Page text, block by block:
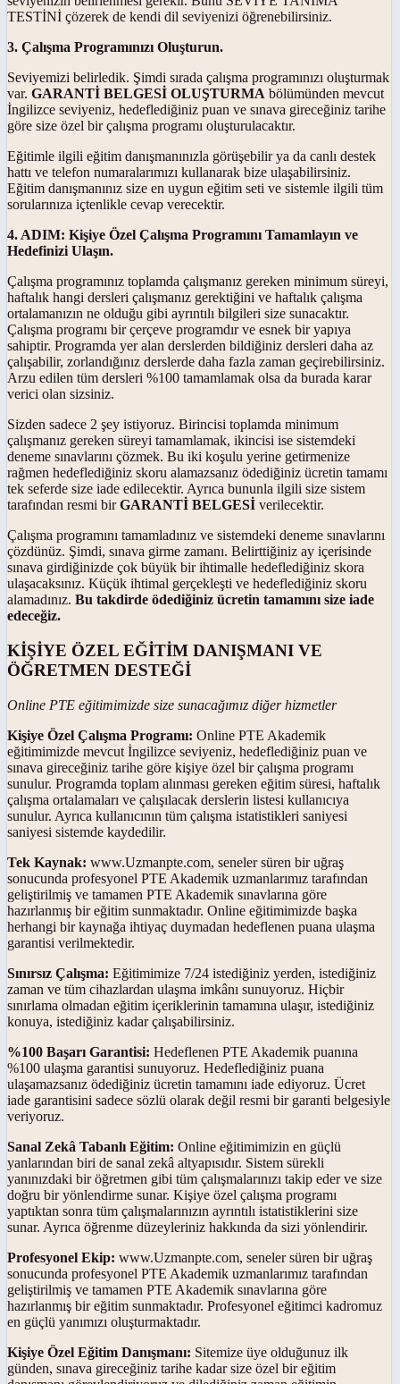
TESTİNİ çözerek de kendi dil seviyenizi öğrenebilirsiniz.
3. Çalışma Programınızı Oluşturun.
Seviyemizi belirledik. Şimdi sırada çalışma programınızı oluşturmak
var. GARANTİ BELGESİ OLUŞTURMA bölümünden mevcut
İngilizce seviyeniz, hedeflediğiniz puan ve sınava gireceğiniz tarihe
göre size özel bir çalışma programı oluşturulacaktır.
Eğitimle ilgili eğitim danışmanınızla görüşebilir ya da canlı destek
hattı ve telefon numaralarımızı kullanarak bize ulaşabilirsiniz.
Eğitim danışmanınız size en uygun eğitim seti ve sistemle ilgili tüm
sorularınıza içtenlikle cevap verecektir.
4. ADIM: Kişiye Özel Çalışma Programını Tamamlayın ve
Hedefinizi Ulaşın.
Çalışma programınız toplamda çalışmanız gereken minimum süreyi,
haftalık hangi dersleri çalışmanız gerektiğini ve haftalık çalışma
ortalamanızın ne olduğu gibi ayrıntılı bilgileri size sunacaktır.
Çalışma programı bir çerçeve programdır ve esnek bir yapıya
sahiptir. Programda yer alan derslerden bildiğiniz dersleri daha az
çalışabilir, zorlandığınız derslerde daha fazla zaman geçirebilirsiniz.
Arzu edilen tüm dersleri %100 tamamlamak olsa da burada karar
verici olan sizsiniz.
Sizden sadece 2 şey istiyoruz. Birincisi toplamda minimum
çalışmanız gereken süreyi tamamlamak, ikincisi ise sistemdeki
deneme sınavlarını çözmek. Bu iki koşulu yerine getirmenize
rağmen hedeflediğiniz skoru alamazsanız ödediğiniz ücretin tamamı
tek seferde size iade edilecektir. Ayrıca bununla ilgili size sistem
tarafından resmi birGARANTİ BELGESİ verilecektir.
Çalışma programını tamamladınız ve sistemdeki deneme sınavlarını
çözdünüz. Şimdi, sınava girme zamanı. Belirttiğiniz ay içerisinde
sınava girdiğinizde çok büyük bir ihtimalle hedeflediğiniz skora
ulaşacaksınız. Küçük ihtimal gerçekleşti ve hedeflediğiniz skoru
alamadınız. Bu takdirde ödediğiniz ücretin tamamını size iade
edeceğiz.
KİŞİYE ÖZEL EĞİTİM DANIŞMANI VE
ÖĞRETMEN DESTEĞİ
Online PTE eğitimimizde size sunacağımız diğer hizmetler
Kişiye Özel Çalışma Programı: Online PTE Akademik
eğitimimizde mevcut İngilizce seviyeniz, hedeflediğiniz puan ve
sınava gireceğiniz tarihe göre kişiye özel bir çalışma programı
sunulur. Programda toplam alınması gereken eğitim süresi, haftalık
çalışma ortalamaları ve çalışılacak derslerin listesi kullanıcıya
sunulur. Ayrıca kullanıcının tüm çalışma istatistikleri saniyesi
saniyesi sistemde kaydedilir.
Tek Kaynak: www.Uzmanpte.com, seneler süren bir uğraş
sonucunda profesyonel PTE Akademik uzmanlarımız tarafından
geliştirilmiş ve tamamen PTE Akademik sınavlarına göre
hazırlanmış bir eğitim sunmaktadır. Online eğitimimizde başka
herhangi bir kaynağa ihtiyaç duymadan hedeflenen puana ulaşma
garantisi verilmektedir.
Sınırsız Çalışma: Eğitimimize 7/24 istediğiniz yerden, istediğiniz
zaman ve tüm cihazlardan ulaşma imkânı sunuyoruz. Hiçbir
sınırlama olmadan eğitim içeriklerinin tamamına ulaşır, istediğiniz
konuya, istediğiniz kadar çalışabilirsiniz.
%100 Başarı Garantisi: Hedeflenen PTE Akademik puanına
%100 ulaşma garantisi sunuyoruz. Hedeflediğiniz puana
ulaşamazsanız ödediğiniz ücretin tamamını iade ediyoruz. Ücret
iade garantisini sadece sözlü olarak değil resmi bir garanti belgesiyle
veriyoruz.
Sanal Zekâ Tabanlı Eğitim: Online eğitimimizin en güçlü
yanlarından biri de sanal zekâ altyapısıdır. Sistem sürekli
yanınızdaki bir öğretmen gibi tüm çalışmalarınızı takip eder ve size
doğru bir yönlendirme sunar. Kişiye özel çalışma programı
yaptıktan sonra tüm çalışmalarınızın ayrıntılı istatistiklerini size
sunar. Ayrıca öğrenme düzeyleriniz hakkında da sizi yönlendirir.
Profesyonel Ekip: www.Uzmanpte.com, seneler süren bir uğraş
sonucunda profesyonel PTE Akademik uzmanlarımız tarafından
geliştirilmiş ve tamamen PTE Akademik sınavlarına göre
hazırlanmış bir eğitim sunmaktadır. Profesyonel eğitimci kadromuz
en güçlü yanımızı oluşturmaktadır.
Kişiye Özel Eğitim Danışmanı: Sitemize üye olduğunuz ilk
günden, sınava gireceğiniz tarihe kadar size özel bir eğitim